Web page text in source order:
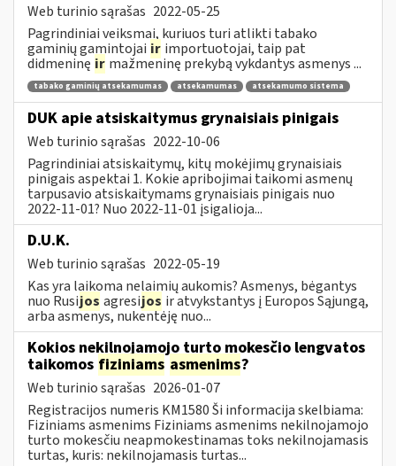
Web turinio sąrašas 2022-05-25
Pagrindiniai veiksmai, kuriuos turi atlikti tabako
gaminių gamintojai ir importuotojai, taip pat
didmeninę ir mažmeninę prekybą vykdantys asmenys ...
tabako gaminių atsekamumas atsekamumas atsekamumo sistema
DUK apie atsiskaitymus grynaisiais pinigais
Web turinio sąrašas 2022-10-06
Pagrindiniai atsiskaitymų, kitų mokėjimų grynaisiais
pinigais aspektai 1. Kokie apribojimai taikomi asmenų
tarpusavio atsiskaitymams grynaisiais pinigais nuo
2022-11-01? Nuo 2022-11-01 įsigalioja...
D.U.K.
Web turinio sąrašas 2022-05-19
Kas yra laikoma nelaimių aukomis? Asmenys, bėgantys
nuo Rusijos agresijos ir atvykstantys į Europos Sąjungą,
arba asmenys, nukentėję nuo...
Kokios nekilnojamojo turto mokesčio lengvatos
taikomos fiziniams asmenims?
Web turinio sąrašas 2026-01-07
Registracijos numeris KM1580 Ši informacija skelbiama:
Fiziniams asmenims Fiziniams asmenims nekilnojamojo
turto mokesčiu neapmokestinamas toks nekilnojamasis
turtas, kuris: nekilnojamasis turtas...